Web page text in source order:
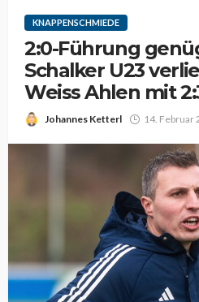
KNAPPENSCHMIEDE
2:0-Führung
Schalker U23
Weiss Ahlen mit
Johannes Ketterl 14. Februar